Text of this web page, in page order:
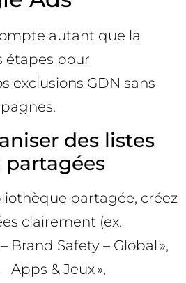
autant que la
étapes pour
exclusions GDN sans
des listes
partagées
partagée, créez
clairement (ex.
Brand Safety – Global »,
Apps & Jeux »,